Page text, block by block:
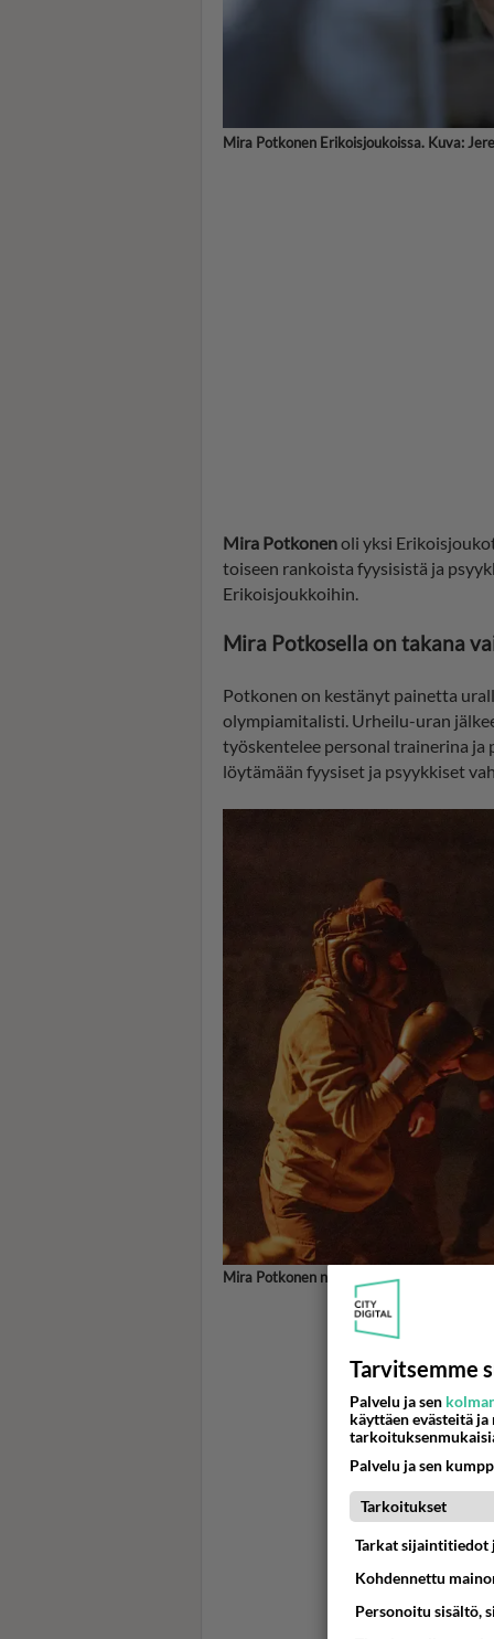
Mira Potkonen Erikoisjoukoissa. Kuva:
Mira Potkonenoli yksi
toiseen rankoista fyysisistä ja
Erikoisjoukkoihin.
Mira Potkosella on takana
Potkonen on kestänyt painetta
olympiamitalisti. Urheilu-uran
työskentelee personal trainerina ja
löytämään fyysiset ja psyykkiset
Mira Potkonen nyrkkeilemässä Joonas
Tarvitsemme
Palvelu ja sen
käyttäen evästeitä
Palvelu ja sen
Tarkoitukset
Tarkat sijaintitiedot
Kohdennettu
Personoitu sisältö,